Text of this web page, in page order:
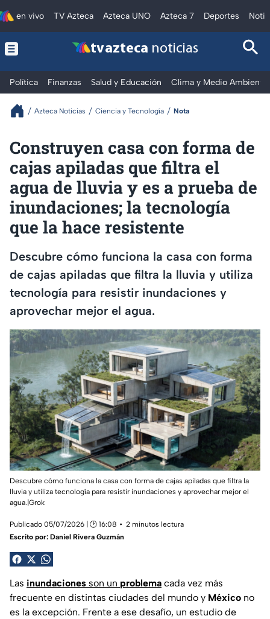
en vivo TV Azteca Azteca UNO Azteca 7 Deportes
tv azteca noticias
Política Finanzas Salud y Educación Clima y Medio Ambiente
Azteca Noticias Ciencia y Tecnología Nota
Construyen casa con forma de
cajas apiladas que filtra el
agua de lluvia y es a prueba de
inundaciones; la tecnología
que la hace resistente
Descubre cómo funciona la casa con forma
de cajas apiladas que filtra la lluvia y utiliza
tecnología para resistir inundaciones y
aprovechar mejor el agua.
Descubre cómo funciona la casa con forma de cajas apiladas que filtra la
lluvia y utiliza tecnología para resistir inundaciones y aprovechar mejor el
agua.|Grok
Publicado 05/07/2026 | 🕑 16:08
2 minutos lectura
Escrito por: Daniel Rivera Guzmán
Las inundaciones son un problema cada vez más
frecuente en distintas ciudades del mundo y México no
es la excepción. Frente a ese desafío, un estudio de